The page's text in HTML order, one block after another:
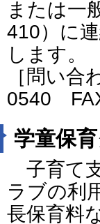
または一
410）に
します。
［問い
0540
学童保
子育て
ラブの利
長保育料